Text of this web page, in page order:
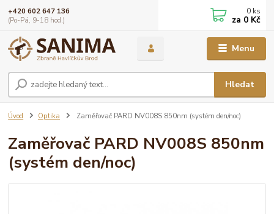
Menu
Hledat
+420 602 647 136
(Po-Pá, 9-18 hod.)
0 ks
za 0 Kč
Úvod Optika Zaměřovač PARD NV008S 850nm (systém den/noc)
Zaměřovač PARD NV008S 850nm
(systém den/noc)